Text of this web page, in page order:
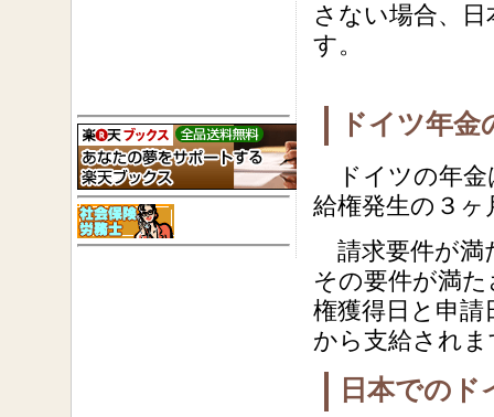
さない場合、
す。
ドイツ年金
ドイツの年金
給権発生の３
請求要件が満
その要件が満
権獲得日と申
から支給され
日本でのド